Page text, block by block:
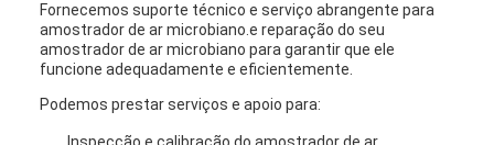
Fornecemos suporte técnico e serviço abrangente para
amostrador de ar microbiano.e reparação do seu
amostrador de ar microbiano para garantir que ele
funcione adequadamente e eficientemente.
Podemos prestar serviços e apoio para: